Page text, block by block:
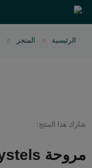
الرئيسية المتجر
شارك هذا المنتج:
مروحة Crystels